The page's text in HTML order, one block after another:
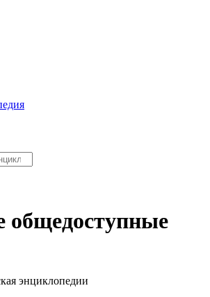
общедоступные
энциклопедии